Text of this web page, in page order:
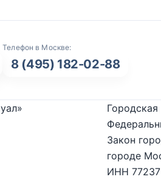
Телефон в Москве:
8 (495) 182-02-88
Закон
городе
ИНН